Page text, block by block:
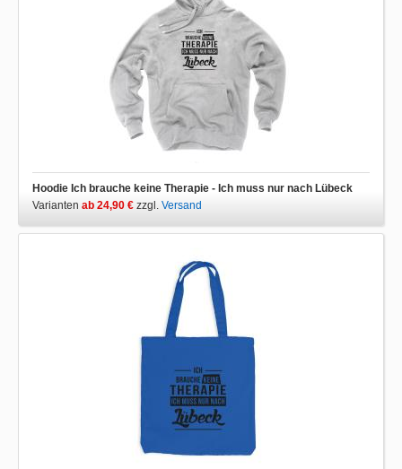
Hoodie Ich brauche keine Therapie - Ich muss nur nach Lübeck
Varianten ab 24,90 € zzgl. Versand